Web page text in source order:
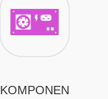
KOMPONEN